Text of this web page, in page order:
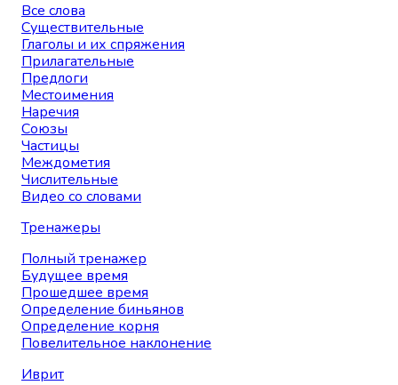
Все слова
Существительные
Глаголы и их спряжения
Прилагательные
Предлоги
Местоимения
Наречия
Союзы
Частицы
Междометия
Числительные
Видео со словами
Тренажеры
Полный тренажер
Будущее время
Прошедшее время
Определение биньянов
Определение корня
Повелительное наклонение
Иврит